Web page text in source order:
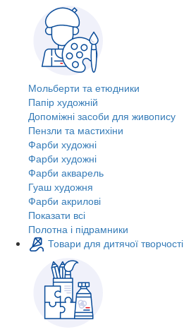
Мольберти та етюдники
Папір художній
Допоміжні засоби для живопису
Пензли та мастихіни
Фарби художні
Фарби художні
Фарби акварель
Гуаш художня
Фарби акрилові
Показати всі
Полотна і підрамники
Товари для дитячої творчості